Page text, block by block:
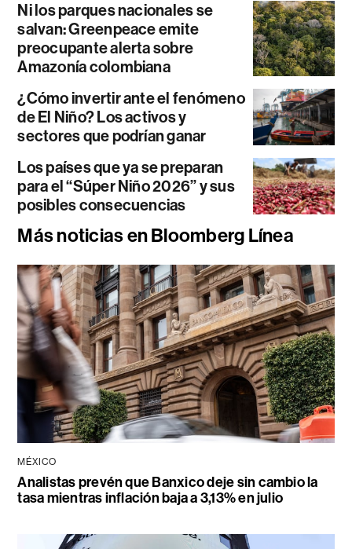
Ni los parques nacionales se
salvan: Greenpeace emite
preocupante alerta sobre
Amazonía colombiana
¿Cómo invertir ante el fenómeno
de El Niño? Los activos y
sectores que podrían ganar
Los países que ya se preparan
para el “Súper Niño 2026” y sus
posibles consecuencias
Más noticias en Bloomberg Línea
MÉXICO
Analistas prevén que Banxico deje sin cambio la
tasa mientras inflación baja a 3,13% en julio